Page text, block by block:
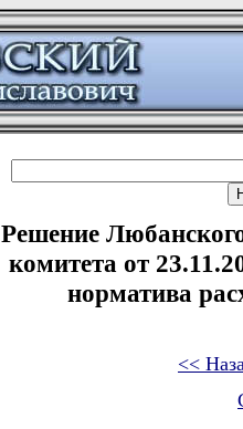
Решение
комитета от
норматива
<<